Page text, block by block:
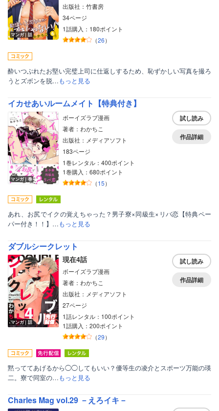
マンガ｜話
出版社：竹書房
34ページ
1話購入：180ポイント
（26）
酔いつぶれたお堅い完璧上司に仕返しするため、恥ずかしい写真を撮ろ
うとズボンを脱…もっと見る
イカせあいルームメイト【特典付き】
マンガ｜巻
ボーイズラブ漫画
著者：わかちこ
出版社：メディアソフト
183ページ
1巻レンタル：400ポイント
1巻購入：680ポイント
（15）
試し読み
作品詳細
あれ、お尻でイクの覚えちゃった？男子寮×同級生×リバ恋【特典ペー
パー付き！！】…もっと見る
ダブルシークレット
マンガ｜話
現在4話
ボーイズラブ漫画
著者：わかちこ
出版社：メディアソフト
27ページ
1話レンタル：100ポイント
1話購入：200ポイント
（29）
試し読み
作品詳細
黙っててあげるから◯◯してもいい？優等生の凌介とスポーツ万能の瑛
二。寮で同室の…もっと見る
Charles Mag vol.29 －えろイキ－